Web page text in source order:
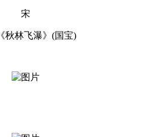
宋
秋林飞瀑》(国宝)